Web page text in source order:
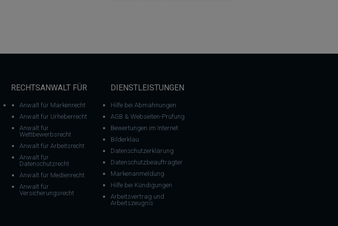
RECHTSANWALT FÜR
Anwalt für Markenrecht
Anwalt für Urheberrecht
Anwalt für
Wettbewerbsrecht
Anwalt für Arbeitsrecht
Anwalt für
Datenschutzrecht
Anwalt für Medienrecht
Anwalt für
Versicherungsrecht
DIENSTLEISTUNGEN
Hilfe bei Abmahnungen
AGB & Webseiten-Prüfung
Bewertungen im Internet
Bilderklau
Datenschutzerklärung
Datenschutzbeauftragter
Markenanmeldung
Hilfe bei Kündigungen
Arbeitsvertrag und
Arbeitszeugnis